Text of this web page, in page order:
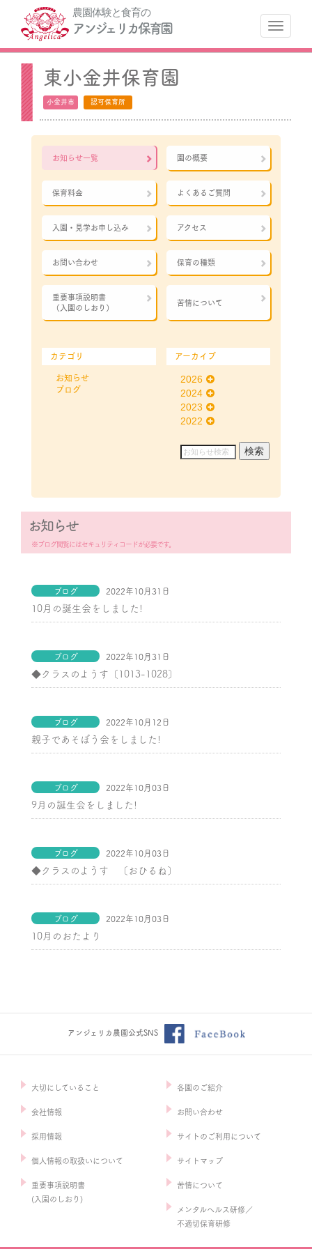
農園体験と食育の
アンジェリカ保育園 ナ
東小金井保育園
小金井市 認可保育所
お知らせ一覧 園の概要
保育料金 よくあるご質問
入園・見学お申し込み アクセス
お問い合わせ 保育の種類
重要事項説明書
（入園のしおり）
苦情について
カテゴリ
お知らせ
ブログ
アーカイブ
2026
2024
2023
2022
お知らせ
※ブログ閲覧にはセキュリティコードが必要です。
ブログ 2022年10月31日
10月の誕生会をしました!
ブログ 2022年10月31日
◆クラスのようす〔1013-1028〕
ブログ 2022年10月12日
親子であそぼう会をしました!
ブログ 2022年10月03日
9月の誕生会をしました!
ブログ 2022年10月03日
◆クラスのようす 〔おひるね〕
ブログ 2022年10月03日
10月のおたより
アンジェリカ農園公式SNS
大切にしていること
会社情報
採用情報
個人情報の取扱いについて
重要事項説明書
(入園のしおり)
各園のご紹介
お問い合わせ
サイトのご利用について
サイトマップ
苦情について
メンタルヘルス研修／
不適切保育研修